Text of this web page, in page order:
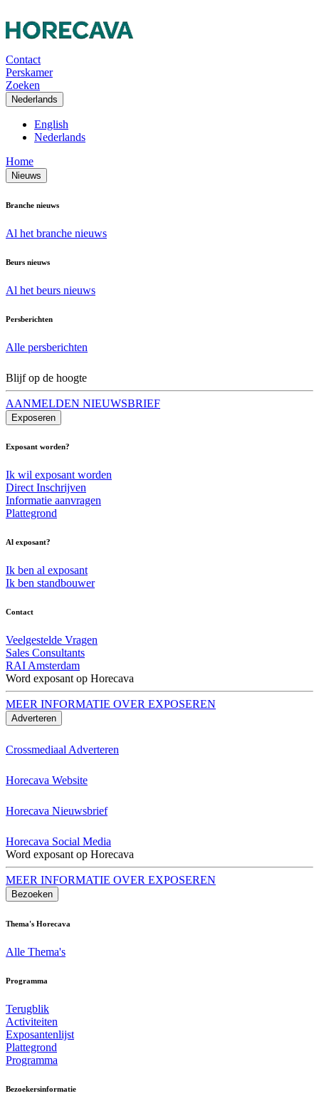
Contact
Perskamer
Zoeken
Nederlands
English
Nederlands
Home
Nieuws
Branche nieuws
Al het branche nieuws
Beurs nieuws
Al het beurs nieuws
Persberichten
Alle persberichten
Blijf op de hoogte
AANMELDEN NIEUWSBRIEF
Exposeren
Exposant worden?
Ik wil exposant worden
Direct Inschrijven
Informatie aanvragen
Plattegrond
Al exposant?
Ik ben al exposant
Ik ben standbouwer
Contact
Veelgestelde Vragen
Sales Consultants
RAI Amsterdam
Word exposant op Horecava
MEER INFORMATIE OVER EXPOSEREN
Adverteren
Crossmediaal Adverteren
Horecava Website
Horecava Nieuwsbrief
Horecava Social Media
Word exposant op Horecava
MEER INFORMATIE OVER EXPOSEREN
Bezoeken
Thema's Horecava
Alle Thema's
Programma
Terugblik
Activiteiten
Exposantenlijst
Plattegrond
Programma
Bezoekersinformatie